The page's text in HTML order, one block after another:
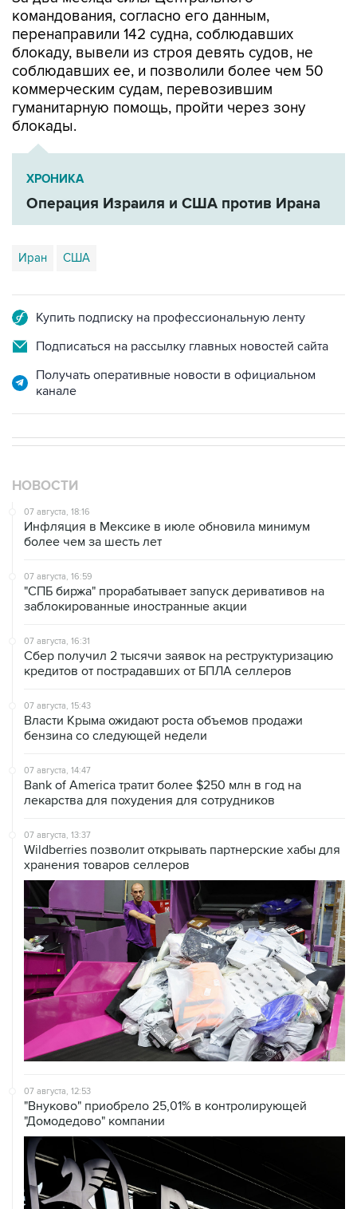
командования, согласно его данным,
перенаправили 142 судна, соблюдавших
блокаду, вывели из строя девять судов, не
соблюдавших ее, и позволили более чем 50
коммерческим судам, перевозившим
гуманитарную помощь, пройти через зону
блокады.
ХРОНИКА
Операция Израиля и США против Ирана
Иран США
Купить подписку на профессиональную ленту
Подписаться на рассылку главных новостей сайта
Получать оперативные новости в официальном
канале
НОВОСТИ
07 августа, 18:16
Инфляция в Мексике в июле обновила минимум
более чем за шесть лет
07 августа, 16:59
"СПБ биржа" прорабатывает запуск деривативов на
заблокированные иностранные акции
07 августа, 16:31
Сбер получил 2 тысячи заявок на реструктуризацию
кредитов от пострадавших от БПЛА селлеров
07 августа, 15:43
Власти Крыма ожидают роста объемов продажи
бензина со следующей недели
07 августа, 14:47
Bank of America тратит более $250 млн в год на
лекарства для похудения для сотрудников
07 августа, 13:37
Wildberries позволит открывать партнерские хабы для
хранения товаров селлеров
07 августа, 12:53
"Внуково" приобрело 25,01% в контролирующей
"Домодедово" компании